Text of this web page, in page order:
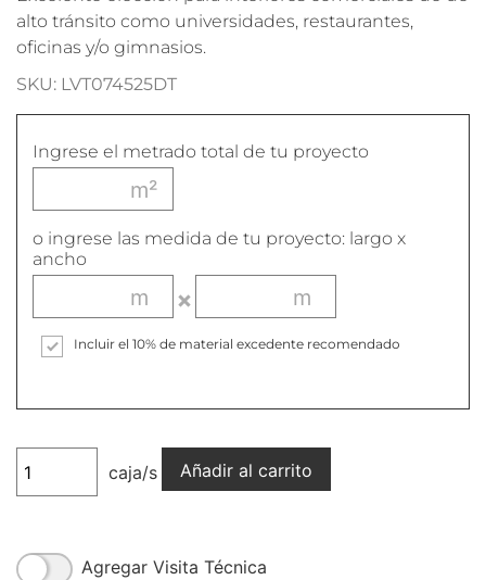
alto tránsito como universidades, restaurantes,
oficinas y/o gimnasios.
SKU: LVT074525DT
Ingrese el metrado total de tu proyecto
o ingrese las medida de tu proyecto: largo x
ancho
Incluir el 10% de material excedente recomendado
caja/s Añadir al carrito
Agregar Visita Técnica